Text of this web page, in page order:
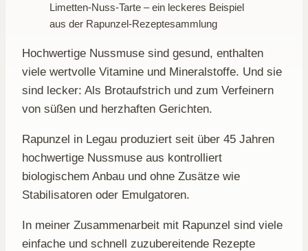
Limetten-Nuss-Tarte – ein leckeres Beispiel
aus der Rapunzel-Rezeptesammlung
Hochwertige Nussmuse sind gesund, enthalten
viele wertvolle Vitamine und Mineralstoffe. Und sie
sind lecker: Als Brotaufstrich und zum Verfeinern
von süßen und herzhaften Gerichten.
Rapunzel in Legau produziert seit über 45 Jahren
hochwertige Nussmuse aus kontrolliert
biologischem Anbau und ohne Zusätze wie
Stabilisatoren oder Emulgatoren.
In meiner Zusammenarbeit mit Rapunzel sind viele
einfache und schnell zuzubereitende Rezepte